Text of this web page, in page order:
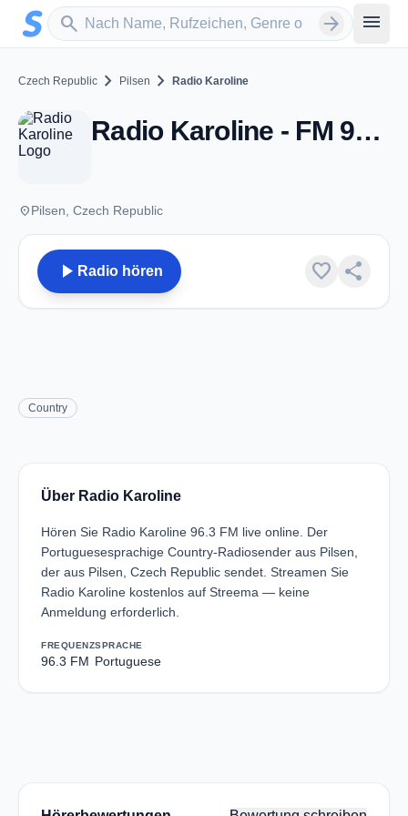
Zum Hauptinhalt springen
search
Sender suchen arrow_forward menu
Czech Republic chevron_right Pilsen chevron_right Radio Karoline
Radio Karoline - FM 96.3 - Pilsen
placePilsen, Czech Republic
play_arrow Radio hören favorite share
Country
Über Radio Karoline
Hören Sie Radio Karoline 96.3 FM live online. Der
Portuguesesprachige Country-Radiosender aus Pilsen,
der aus Pilsen, Czech Republic sendet. Streamen Sie
Radio Karoline kostenlos auf Streema — keine
Anmeldung erforderlich.
FREQUENZ
96.3 FM
SPRACHE
Portuguese